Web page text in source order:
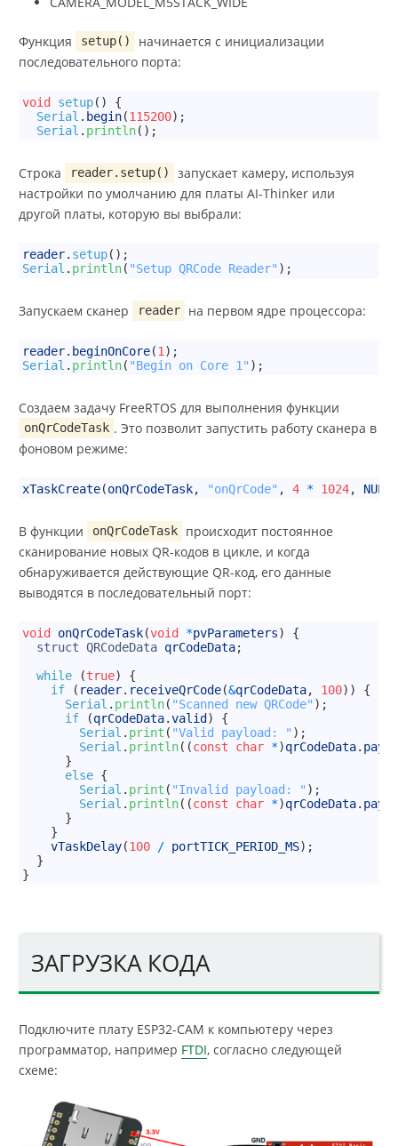
Функция setup()
начинается с инициализации
последовательного порта:
void setup( )
{
Serial . begin(115200) ;
Serial . println( ) ;
Строка reader.setup()
запускает камеру, используя
настройки по умолчанию для платы AI-Thinker или
другой платы, которую вы выбрали:
reader. setup( ) ;
Serial . println( "Setup QRCode Reader" ) ;
Запускаем сканер reader на первом ядре процессора:
reader. beginOnCore(1) ;
Serial . println( "Begin on Core 1" ) ;
Создаем задачу FreeRTOS для выполнения функции
onQrCodeTask . Это позволит запустить работу сканера в
фоновом режиме:
xTaskCreate(onQrCodeTask, "onQrCode" , 4 * 1024, NULL
В функции onQrCodeTask
происходит постоянное
сканирование новых QR-кодов в цикле, и когда
обнаруживается действующие QR-код, его данные
выводятся в последовательный порт:
void onQrCodeTask(void *pvParameters)
{
struct QRCodeData qrCodeData;
while
(true)
{
if
( reader. receiveQrCode(&qrCodeData, 100) )
{
Serial . println( "Scanned new QRCode" ) ;
if
(qrCodeData.valid )
{
Serial . print ( "Valid payload: " ) ;
Serial . println( (const char *)qrCodeData.
}
else {
Serial . print ( "Invalid payload: " ) ;
Serial . println( (const char *)qrCodeData.
}
}
vTaskDelay(100 / portTICK_PERIOD_MS) ;
}
}
ЗАГРУЗКА КОДА
Подключите плату ESP32-CAM к компьютеру через
программатор, например FTDI, согласно следующей
схеме: